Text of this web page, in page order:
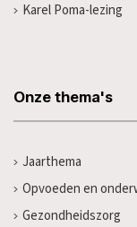
Karel Poma-lezing
Onze thema's
Jaarthema
Opvoeden en
Gezondheidszorg